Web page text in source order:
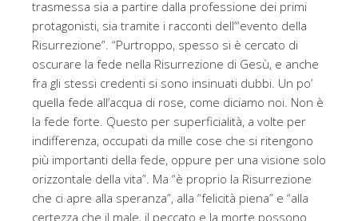
trasmessa sia a partire dalla professione dei primi
protagonisti, sia tramite i racconti dell’“evento della
Risurrezione”. “Purtroppo, spesso si è cercato di
oscurare la fede nella Risurrezione di Gesù, e anche
fra gli stessi credenti si sono insinuati dubbi. Un po’
quella fede all’acqua di rose, come diciamo noi. Non è
la fede forte. Questo per superficialità, a volte per
indifferenza, occupati da mille cose che si ritengono
più importanti della fede, oppure per una visione solo
orizzontale della vita”. Ma “è proprio la Risurrezione
che ci apre alla speranza”, alla “felicità piena” e “alla
certezza che il male, il peccato e la morte possono